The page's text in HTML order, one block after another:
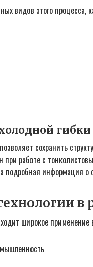
видов этого
гибки
сохранить
при работе с
подробная информация о
в
широкое применение